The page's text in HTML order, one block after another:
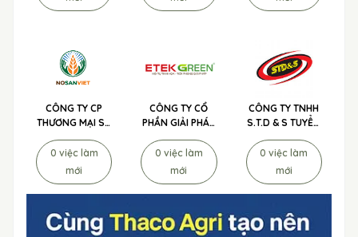
CÔNG TY CP
THƯƠNG MẠI SX
& XNK NÔNG
NGHIỆP XANH
TUYỂN DỤNG
0 việc làm
mới
CÔNG TY CỔ
PHẦN GIẢI PHÁP
ETEK GREEN
TUYỂN DỤNG
0 việc làm
mới
CÔNG TY TNHH
S.T.D & S TUYỂN
DỤNG
0 việc làm
mới